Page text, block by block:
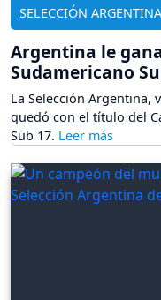
SELECCIÓN ARGENTINA
Argentina le
Sudamericano
La Selección Argentina,
quedó con el título del
Sub 17.